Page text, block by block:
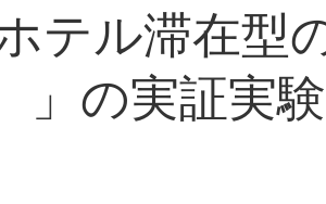
テル滞在型
」の実証実